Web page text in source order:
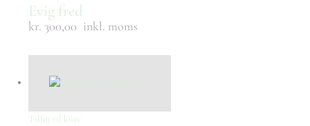
Evig fred
kr. 300,00 inkl. moms
Tilføj til kurv